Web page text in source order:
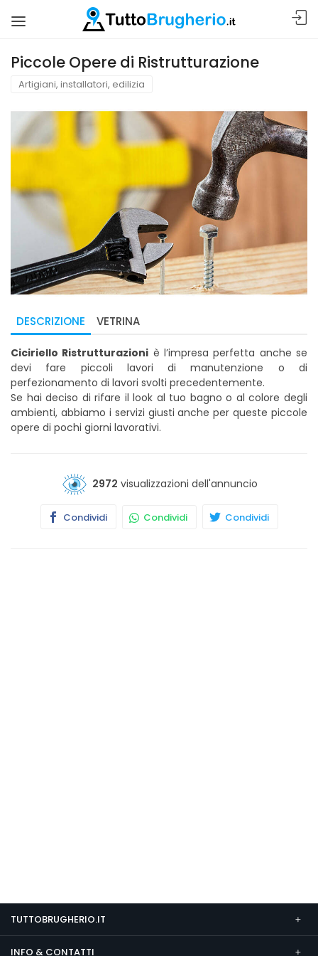
Piccole Opere di Ristrutturazione
Artigiani, installatori, edilizia
DESCRIZIONE VETRINA
Ciciriello Ristrutturazioni è l’impresa perfetta anche se
devi fare piccoli lavori di manutenzione o di
perfezionamento di lavori svolti precedentemente.
Se hai deciso di rifare il look al tuo bagno o al colore degli
ambienti, abbiamo i servizi giusti anche per queste piccole
opere di pochi giorni lavorativi.
2972 visualizzazioni dell'annuncio
Condividi Condividi Condividi
TUTTOBRUGHERIO.IT
INFO & CONTATTI